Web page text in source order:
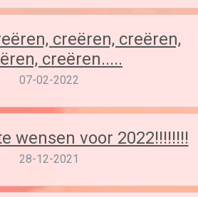
creëren, creëren,
creëren.....
07-02-2022
wensen voor 2022!!!!!!!!
28-12-2021